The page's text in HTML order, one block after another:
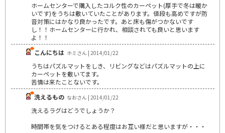
ホームセンターで購入したコルク性のカーペット(厚手で冬は暖か
いです)をうちは敷いていたことがあります。値段も高めですが防
音対策にはかなり良かったです。あと床も傷がつかないです
し！！ホームセンターに行かれ、相談されても良いと思います
よ！！
こんにちは ホミさん | 2014/01/22
うちはパズルマットをしき、リビングなどはパズルマットの上に
カーペットを敷いてます。
苦情は来たことないです。
洗えるもの なおさん | 2014/01/22
洗えるラグはどうでしょうか？
時間帯を気をつけるとある程度はお互い様だと思いますが・・・